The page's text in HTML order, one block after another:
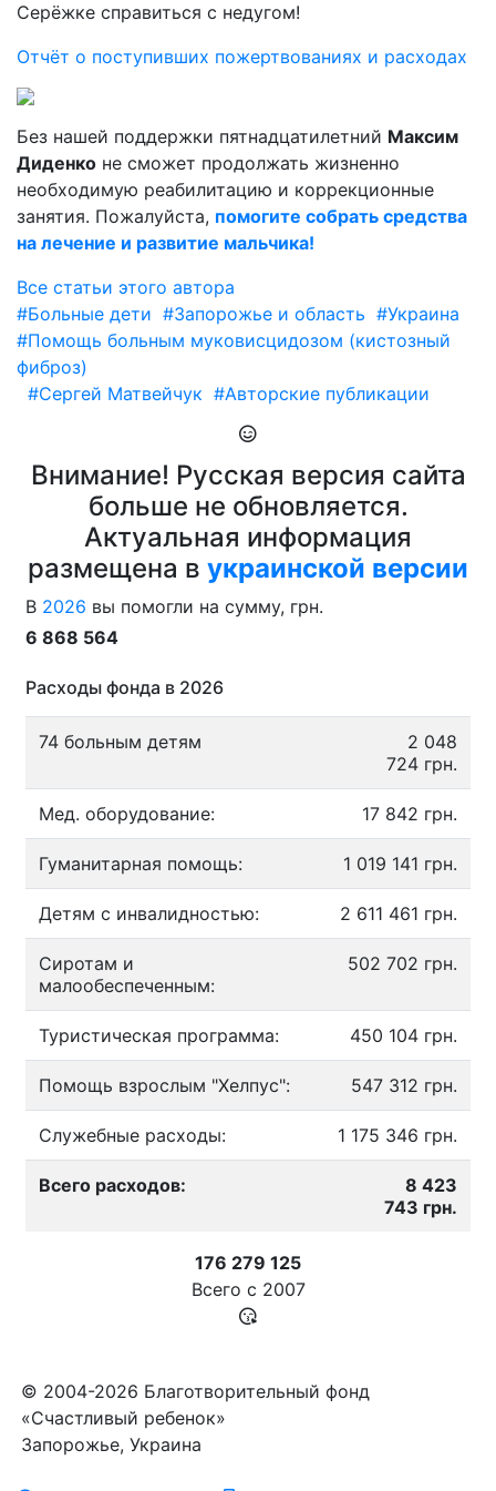
Серёжке справиться с недугом!
Отчёт о поступивших пожертвованиях и расходах
Без нашей поддержки пятнадцатилетний Максим
Диденко не сможет продолжать жизненно
необходимую реабилитацию и коррекционные
занятия. Пожалуйста, помогите собрать средства
на лечение и развитие мальчика!
Все статьи этого автора
#Больные дети #Запорожье и область #Украина
#Помощь больным муковисцидозом (кистозный
фиброз)
#Сергей Матвейчук #Авторские публикации
Внимание! Русская версия сайта
больше не обновляется.
Актуальная информация
размещена в украинской версии
В 2026 вы помогли на сумму, грн.
6 868 564
Расходы фонда в 2026
74 больным детям
2 048
724 грн.
Мед. оборудование: 17 842 грн.
Гуманитарная помощь: 1 019 141 грн.
Детям с инвалидностью: 2 611 461 грн.
Сиротам и
малообеспеченным:
502 702 грн.
Туристическая программа: 450 104 грн.
Помощь взрослым "Хелпус": 547 312 грн.
Служебные расходы: 1 175 346 грн.
Всего расходов:
8 423
743 грн.
176 279 125
Всего с 2007
© 2004-2026 Благотворительный фонд
«Счастливый ребенок»
Запорожье, Украина